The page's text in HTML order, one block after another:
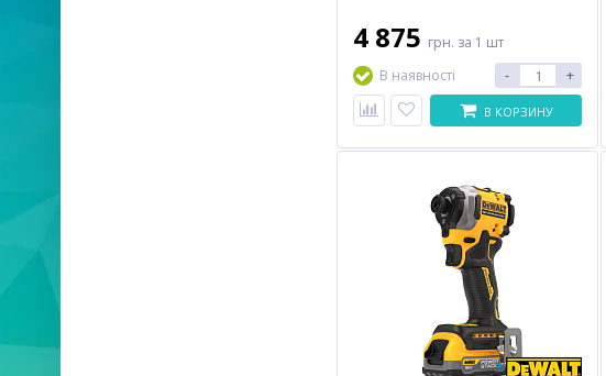
4 875 грн. за 1 шт
В наявності
- +
В КОРЗИНУ